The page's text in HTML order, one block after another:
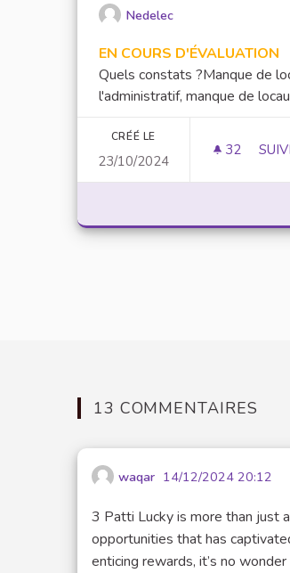
Nedelec
EN COURS D'ÉVALUATION
Quels constats ?Manque de
l'administratif, manque de
CRÉÉ LE
23/10/2024
32 32
13 COMMENTAIRES
waqar 14/12/2024 20:12
3 Patti Lucky is more than just
opportunities that has
enticing rewards, it’s no